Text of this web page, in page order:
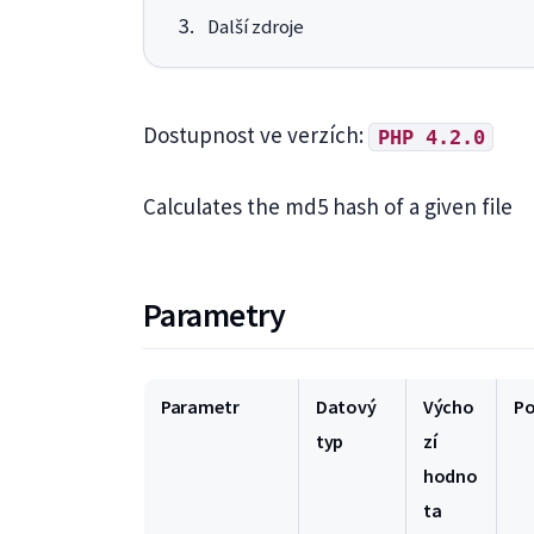
Další zdroje
Dostupnost ve verzích: PHP 4.2.0
Calculates the md5 hash of a given file
Parametry
Parametr
Datový
typ
Výcho
zí
hodno
ta